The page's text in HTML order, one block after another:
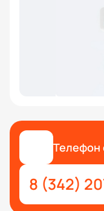
Телефон
8 (342)